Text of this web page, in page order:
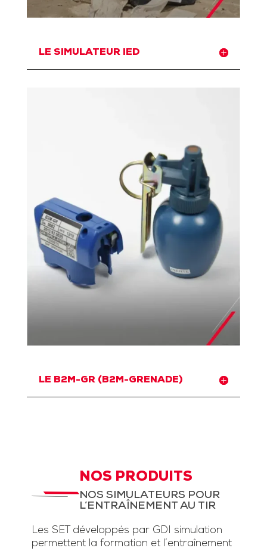
LE SIMULATEUR IED
LE B2M-GR (B2M-GRENADE)
NOS PRODUITS
NOS SIMULATEURS POUR
L’ENTRAÎNEMENT AU TIR
Les SET développés par GDI simulation
permettent la formation et l’entraînement